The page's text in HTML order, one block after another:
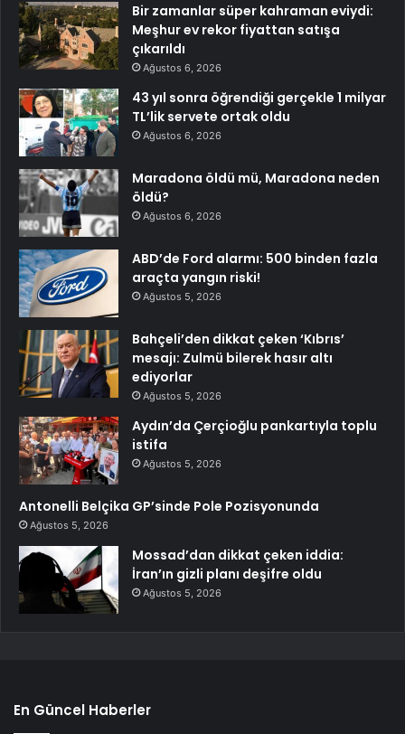
Bir zamanlar süper kahraman eviydi:
Meşhur ev rekor fiyattan satışa
çıkarıldı
Ağustos 6, 2026
43 yıl sonra öğrendiği gerçekle 1 milyar
TL’lik servete ortak oldu
Ağustos 6, 2026
Maradona öldü mü, Maradona neden
öldü?
Ağustos 6, 2026
ABD’de Ford alarmı: 500 binden fazla
araçta yangın riski!
Ağustos 5, 2026
Bahçeli’den dikkat çeken ‘Kıbrıs’
mesajı: Zulmü bilerek hasır altı
ediyorlar
Ağustos 5, 2026
Aydın’da Çerçioğlu pankartıyla toplu
istifa
Ağustos 5, 2026
Antonelli Belçika GP’sinde Pole Pozisyonunda
Ağustos 5, 2026
Mossad’dan dikkat çeken iddia:
İran’ın gizli planı deşifre oldu
Ağustos 5, 2026
En Güncel Haberler